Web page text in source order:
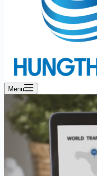
Menu